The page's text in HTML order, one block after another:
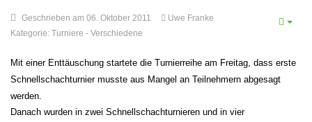
Geschrieben am 06. Oktober 2011
Uwe Franke
Kategorie: Turniere - Verschiedene
Mit einer Enttäuschung startete die Turnierreihe am Freitag, dass erste
Schnellschachturnier musste aus Mangel an Teilnehmern abgesagt
werden.
Danach wurden in zwei Schnellschachturnieren und in vier